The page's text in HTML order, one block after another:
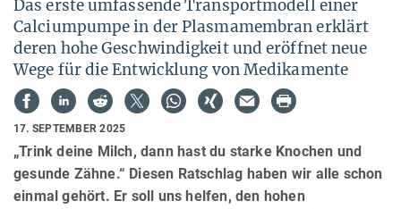
Das erste umfassende Transportmodell einer
Calciumpumpe in der Plasmamembran erklärt
deren hohe Geschwindigkeit und eröffnet neue
Wege für die Entwicklung von Medikamente
17. SEPTEMBER 2025
„Trink deine Milch, dann hast du starke Knochen und
gesunde Zähne.“ Diesen Ratschlag haben wir alle schon
einmal gehört. Er soll uns helfen, den hohen